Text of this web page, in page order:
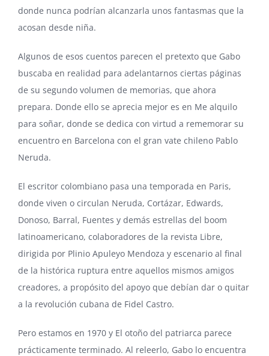
donde nunca podrían alcanzarla unos fantasmas que la
acosan desde niña.
Algunos de esos cuentos parecen el pretexto que Gabo
buscaba en realidad para adelantarnos ciertas páginas
de su segundo volumen de memorias, que ahora
prepara. Donde ello se aprecia mejor es en Me alquilo
para soñar, donde se dedica con virtud a rememorar su
encuentro en Barcelona con el gran vate chileno Pablo
Neruda.
El escritor colombiano pasa una temporada en Paris,
donde viven o circulan Neruda, Cortázar, Edwards,
Donoso, Barral, Fuentes y demás estrellas del boom
latinoamericano, colaboradores de la revista Libre,
dirigida por Plinio Apuleyo Mendoza y escenario al final
de la histórica ruptura entre aquellos mismos amigos
creadores, a propósito del apoyo que debían dar o quitar
a la revolución cubana de Fidel Castro.
Pero estamos en 1970 y El otoño del patriarca parece
prácticamente terminado. Al releerlo, Gabo lo encuentra